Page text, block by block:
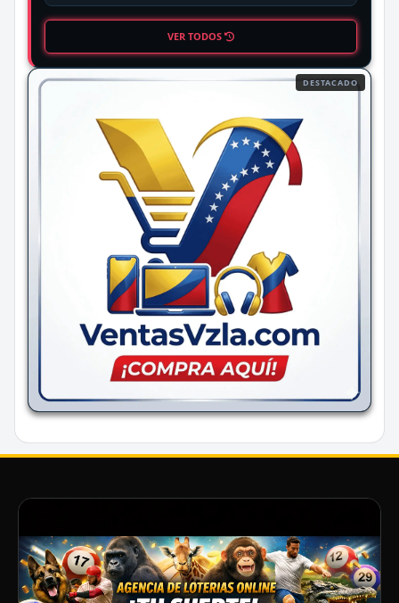
VER TODOS
DESTACADO